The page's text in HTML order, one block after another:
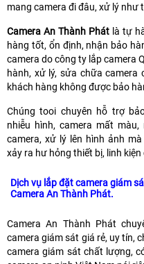
mang camera đi đâu, xử lý như
Camera An Thành Phát là tự
hàng tốt, ổn định, nhận bảo
camera do công ty lắp camera
hành, xử lý, sửa chữa
khách hàng không được bảo
Chúng tooi chuyên hỗ trợ
nhiễu hình, camera mất
camera, xử lý lên hình ảnh
xảy ra hư hỏng thiết bị, linh kiện
Dịch vụ lắp đặt camera giám
Camera An Thành Phát.
Camera An Thành Phát
camera giám sát giá rẻ, uy tín,
camera giám sát chất lượng,